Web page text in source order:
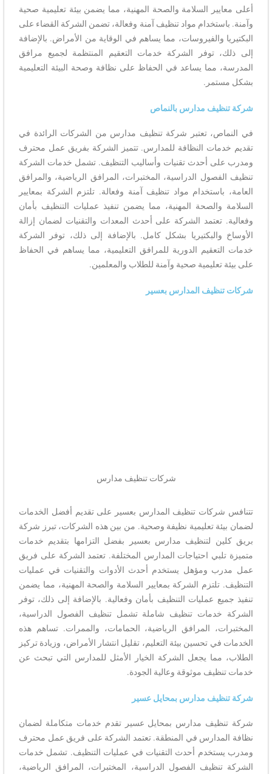
أعلى معايير السلامة والصحة المهنية، مما يضمن بيئة تعليمية صحية
وآمنة. باستخدام مواد تنظيف آمنة وفعالة، تضمن الشركة القضاء على
البكتيريا والفيروسات، مما يساهم في الوقاية من الأمراض. بالإضافة
إلى ذلك، توفر الشركة خدمات التعقيم المنتظمة لجميع مرافق
المدرسة، مما يساعد في الحفاظ على نظافة وصحة البيئة التعليمية
بشكل مستمر.
شركة تنظيف مدارس بالنماص
في النماص، تعتبر شركة تنظيف مدارس من الشركات الرائدة في
تقديم خدمات النظافة للمدارس. تتميز الشركة بفريق عمل محترف
ومدرب على أحدث تقنيات وأساليب التنظيف. تشمل خدمات الشركة
تنظيف الفصول الدراسية، المختبرات، المرافق الرياضية، والمرافق
العامة، باستخدام مواد تنظيف آمنة وفعالة. تلتزم الشركة بمعايير
السلامة والصحة المهنية، مما يضمن تنفيذ عمليات التنظيف بأمان
وفعالية. تعتمد الشركة على أحدث المعدات والتقنيات لضمان إزالة
الأوساخ والبكتيريا بشكل كامل. بالإضافة إلى ذلك، توفر الشركة
خدمات التعقيم الدورية للمرافق التعليمية، مما يساهم في الحفاظ
على بيئة تعليمية صحية وآمنة للطلاب والمعلمين.
شركات تنظيف المدارس بعسير
شركات تنظيف مدارس
تتنافس شركات تنظيف المدارس بعسير على تقديم أفضل الخدمات
لضمان بيئة تعليمية نظيفة وصحية. من بين هذه الشركات، تبرز شركة
بريق كلين لتنظيف مدارس بعسير بفضل التزامها بتقديم خدمات
متميزة تلبي احتياجات المدارس المختلفة. تعتمد الشركة على فريق
عمل مدرب ومؤهل يستخدم أحدث الأدوات والتقنيات في عمليات
التنظيف. تلتزم الشركة بمعايير السلامة والصحة المهنية، مما يضمن
تنفيذ جميع عمليات التنظيف بأمان وفعالية. بالإضافة إلى ذلك، توفر
الشركة خدمات تنظيف شاملة تشمل تنظيف الفصول الدراسية،
المختبرات، المرافق الرياضية، الحمامات، والممرات. تساهم هذه
الخدمات في تحسين بيئة التعليم، تقليل انتشار الأمراض، وزيادة تركيز
الطلاب، مما يجعل الشركة الخيار الأمثل للمدارس التي تبحث عن
خدمات تنظيف موثوقة وعالية الجودة.
شركة تنظيف مدارس بمحايل عسير
شركة تنظيف مدارس بمحايل عسير تقدم خدمات متكاملة لضمان
نظافة المدارس في المنطقة. تعتمد الشركة على فريق عمل محترف
ومدرب يستخدم أحدث التقنيات في عمليات التنظيف. تشمل خدمات
الشركة تنظيف الفصول الدراسية، المختبرات، المرافق الرياضية،